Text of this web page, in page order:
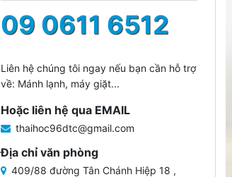
09 0611 6512
Liên hệ chúng tôi ngay nếu bạn cần hỗ trợ
về: Mánh lạnh, máy giặt...
Hoặc liên hệ qua EMAIL
thaihoc96dtc@gmail.com
Địa chỉ văn phòng
409/88 đường Tân Chánh Hiệp 18 ,